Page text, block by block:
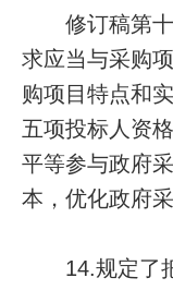
修订稿第
求应当与采购
购项目特点和
五项投标人资
平等参与政府
本，优化政府
14.规定了